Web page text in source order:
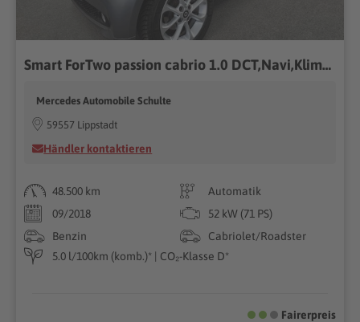
Smart ForTwo passion cabrio 1.0 DCT,Navi,Klima,Shz,All
Mercedes Automobile Schulte
59557 Lippstadt
Händler kontaktieren
48.500 km
Automatik
09/2018
52 kW (71 PS)
Benzin
Cabriolet/Roadster
5.0 l/100km (komb.)* | CO₂-Klasse D*
Fairerpreis